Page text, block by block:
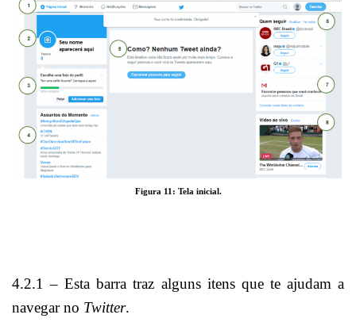
Figura 11: Tela inicial.
4.2.1 – Esta barra traz alguns itens que te ajudam a
navegar no Twitter.